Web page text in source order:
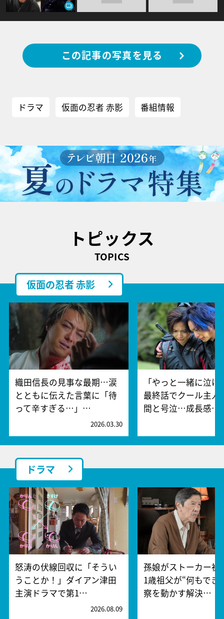
この記事の写真を見る
ドラマ 仮面の忍者 赤影 番組情報
トピックス
TOPICS
仮面の忍者 赤影
織田信長の見事な最期…涙
とともに伝えた言葉に「待
って辛すぎる…」…
2026.03.30
「やっと一緒に泣け
最終話でクール主人
間と号泣…成長感…
ドラマ
怒涛の伏線回収に「そうい
うことか！」ダイアン津田
主演ドラマで第1…
2026.08.09
孫娘がストーカー
1歳祖父が“何もでき
察を動かす解決…